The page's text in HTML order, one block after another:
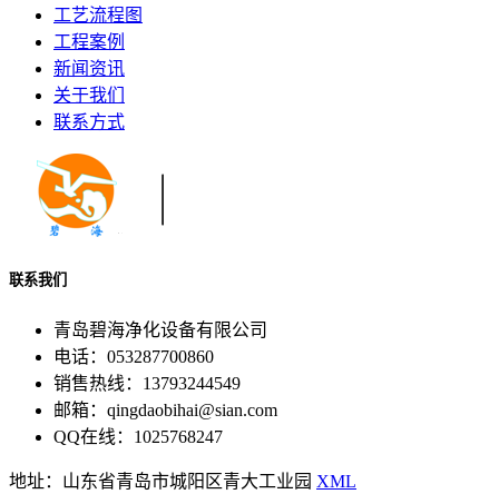
工艺流程图
工程案例
新闻资讯
关于我们
联系方式
联系我们
青岛碧海净化设备有限公司
电话：053287700860
销售热线：13793244549
邮箱：qingdaobihai@sian.com
QQ在线：1025768247
地址：山东省青岛市城阳区青大工业园 XML